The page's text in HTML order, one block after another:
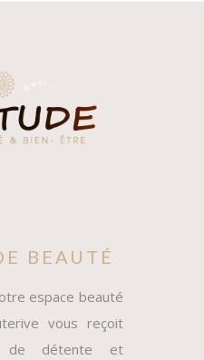
BEAUTÉ
espace beauté
vous reçoit
de détente et